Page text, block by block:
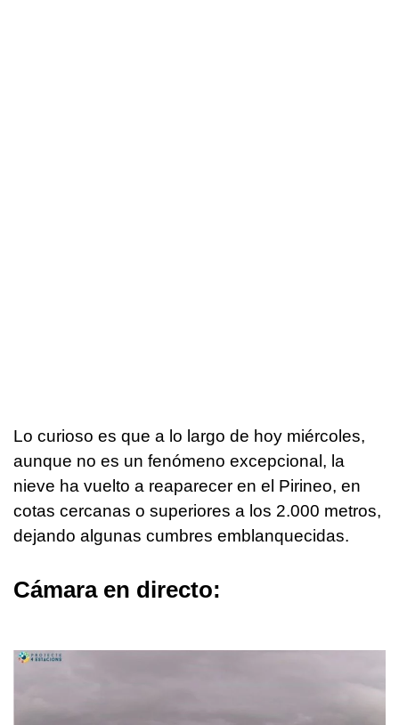
Lo curioso es que a lo largo de hoy miércoles,
aunque no es un fenómeno excepcional, la
nieve ha vuelto a reaparecer en el Pirineo, en
cotas cercanas o superiores a los 2.000 metros,
dejando algunas cumbres emblanquecidas.
Cámara en directo: